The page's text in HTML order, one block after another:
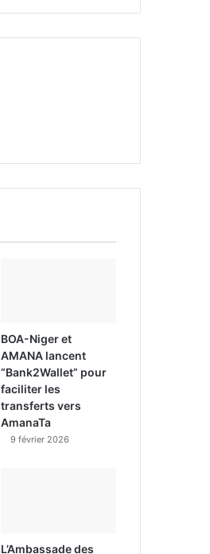
BOA-Niger et
AMANA lancent
“Bank2Wallet” pour
faciliter les
transferts vers
AmanaTa
9 février 2026
L’Ambassade des